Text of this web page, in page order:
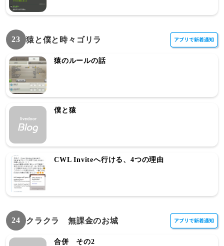
23 猿と僕と時々ゴリラ
猿のルールの話
僕と猿
CWL Inviteへ行ける、4つの理由
24 クラクラ 無課金のお城
合併 その2